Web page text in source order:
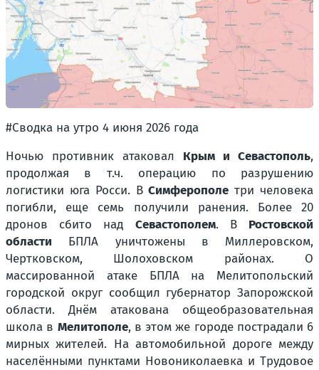
#Сводка на утро 4 июня 2026 года
Ночью противник атаковал Крым и Севастополь,
продолжая в т.ч. операцию по разрушению
логистики юга Росси. ВСимферополе три человека
погибли, еще семь получили ранения. Более 20
дронов сбито над Севастополем. В Ростовской
области БПЛА уничтожены в Миллеровском,
Чертковском, Шолоховском районах. О
массированной атаке БПЛА на Мелитопольский
городской округ сообщил губернатор Запорожской
области. Днём атакована общеобразовательная
школа в Мелитополе, в этом же городе пострадали 6
мирных жителей. На автомобильной дороге между
населёнными пунктами Новониколаевка и Трудовое